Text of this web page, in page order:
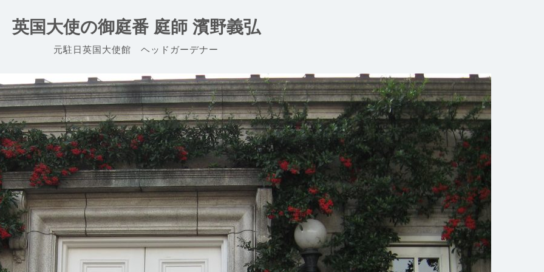
英国大使の御庭番 庭師 濱野義弘
元駐日英国大使館 ヘッドガーデナー